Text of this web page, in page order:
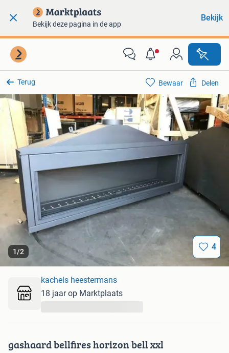
Bekijk deze pagina in de app
Bekijk
Terug
1/2 4
Bewaar Delen
gashaard bellfires horizon bell xxl
kachels heestermans
18 jaar op Marktplaats